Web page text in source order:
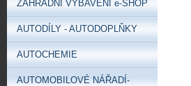
ZAHRADNÍ VYBAVENÍ e-SHOP
AUTODÍLY - AUTODOPLŇKY
AUTOCHEMIE
AUTOMOBILOVÉ NÁŘADÍ-